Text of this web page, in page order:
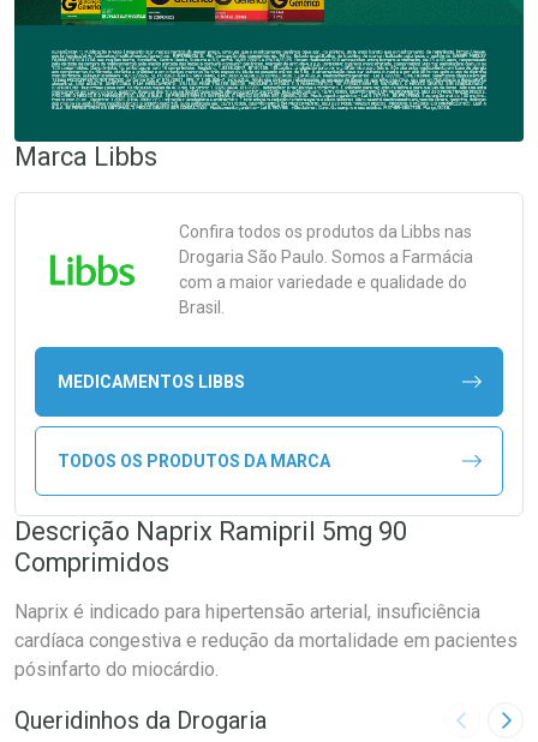
Marca Libbs
Confira todos os produtos da Libbs nas
Drogaria São Paulo. Somos a Farmácia
com a maior variedade e qualidade do
Brasil.
MEDICAMENTOS LIBBS
TODOS OS PRODUTOS DA MARCA
Descrição Naprix Ramipril 5mg 90
Comprimidos
Naprix é indicado para hipertensão arterial, insuficiência
cardíaca congestiva e redução da mortalidade em pacientes
pósinfarto do miocárdio.
Queridinhos da Drogaria Imagem